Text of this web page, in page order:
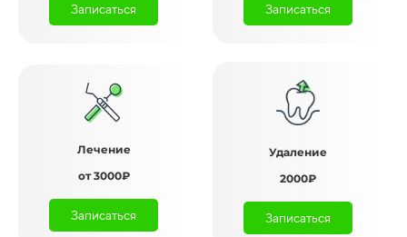
Записаться Записаться
Лечение
от 3000₽
Записаться
Удаление
2000₽
Записаться